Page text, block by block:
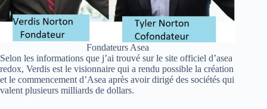
Fondateurs Asea
Selon les informations que j’ai trouvé sur le site officiel d’asea
redox, Verdis est le visionnaire qui a rendu possible la création
et le commencement d’Asea après avoir dirigé des sociétés qui
valent plusieurs milliards de dollars.